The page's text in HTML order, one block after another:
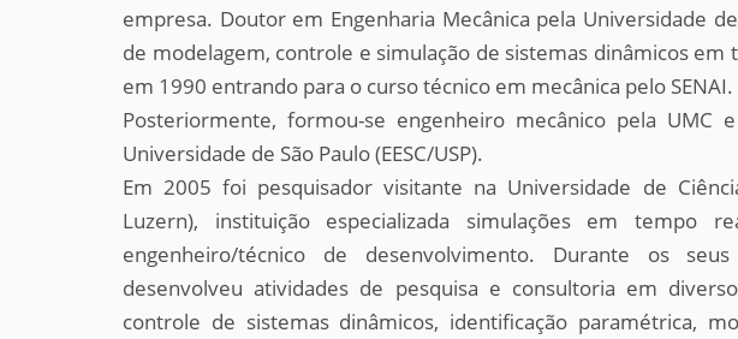
empresa. Doutor em Engenharia Mecânica pela Universidade de
de modelagem, controle e simulação de sistemas dinâmicos em
em 1990 entrando para o curso técnico em mecânica pelo SENAI.
Posteriormente, formou-se engenheiro mecânico pela UMC
Universidade de São Paulo (EESC/USP).
Em 2005 foi pesquisador visitante na Universidade de
Luzern), instituição especializada simulações em tempo
engenheiro/técnico de desenvolvimento. Durante os
desenvolveu atividades de pesquisa e consultoria em
controle de sistemas dinâmicos, identificação paramétrica,